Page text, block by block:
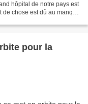
hôpital de notre pays est
chose est dû au manque
pour la